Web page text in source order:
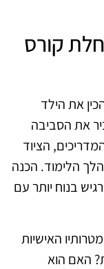
קורס
את הילד
את הסביבה
הציוד
הלימוד. הכנה
בנוח יותר עם
האישיות
האם הוא